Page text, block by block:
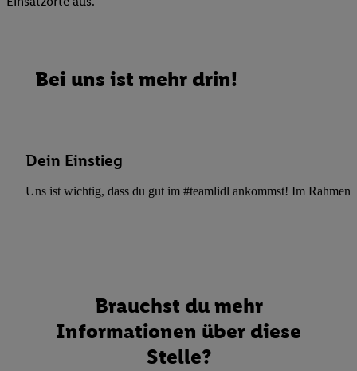
Bei uns ist mehr drin!
Dein Einstieg
Uns ist wichtig, dass du gut im #teamlidl ankommst! Im Rahmen
Brauchst du mehr
Informationen über diese
Stelle?